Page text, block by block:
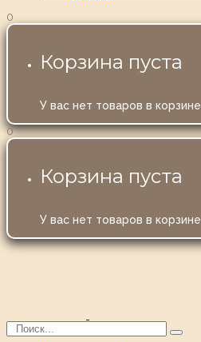
0
Корзина пуста
У вас нет товаров в корзине
0
Корзина пуста
У вас нет товаров в корзине